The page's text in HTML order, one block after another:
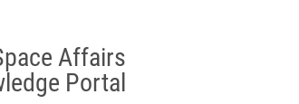
Affairs
Portal